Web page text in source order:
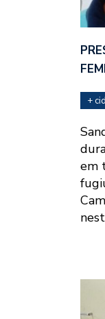
+
em